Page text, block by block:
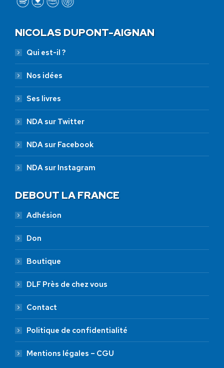
NICOLAS DUPONT-AIGNAN
Qui est-il ?
Nos idées
Ses livres
NDA sur Twitter
NDA sur Facebook
NDA sur Instagram
DEBOUT LA FRANCE
Adhésion
Don
Boutique
DLF Près de chez vous
Contact
Politique de confidentialité
Mentions légales – CGU